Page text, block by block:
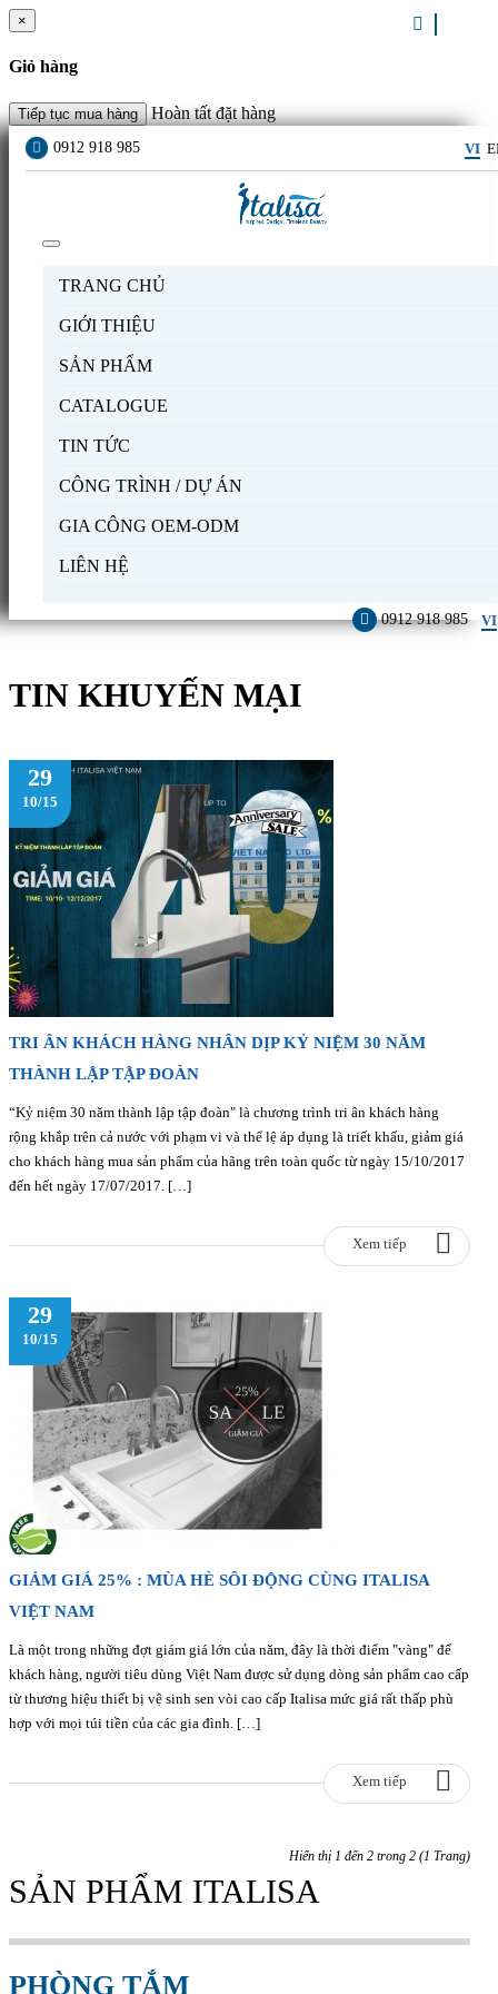
×
Giỏ hàng
Tiếp tục mua hàng Hoàn tất đặt hàng
0912 918 985 VI
Toggle
TRANG CHỦ
GIỚI THIỆU
SẢN PHẨM
CATALOGUE
TIN TỨC
CÔNG TRÌNH / DỰ ÁN
GIA CÔNG OEM-ODM
LIÊN HỆ
VI
0912 918 985
TIN KHUYẾN MẠI
29
10/15
TRI ÂN KHÁCH HÀNG NHÂN DỊP KỶ NIỆM 30 NĂM
THÀNH LẬP TẬP ĐOÀN
“Kỷ niệm 30 năm thành lập tập đoàn" là chương trình tri ân khách hàng
rộng khắp trên cả nước với phạm vi và thể lệ áp dụng là triết khấu, giảm giá
cho khách hàng mua sản phẩm của hãng trên toàn quốc từ ngày 15/10/2017
đến hết ngày 17/07/2017. […]
Xem tiếp
29
10/15
GIẢM GIÁ 25% : MÙA HÈ SÔI ĐỘNG CÙNG ITALISA
VIỆT NAM
Là một trong những đợt giám giá lớn của năm, đây là thời điểm "vàng" để
khách hàng, người tiêu dùng Việt Nam được sử dụng dòng sản phẩm cao cấp
từ thương hiệu thiết bị vệ sinh sen vòi cao cấp Italisa mức giá rất thấp phù
hợp với mọi túi tiền của các gia đình. […]
Xem tiếp
Hiển thị 1 đến 2 trong 2 (1 Trang)
SẢN PHẨM ITALISA
PHÒNG TẮM